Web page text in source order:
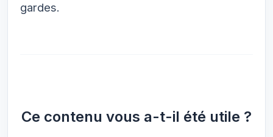
gardes.
Ce contenu vous a-t-il été utile ?